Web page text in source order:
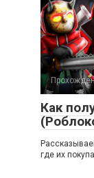
Как
где их